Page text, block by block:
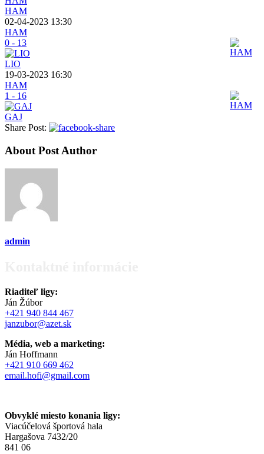
HAM
02-04-2023 13:30
HAM
0 - 13
LIO
19-03-2023 16:30
HAM
1 - 16
GAJ
Share Post:
About Post Author
admin
Riaditeľ ligy:
Ján Žúbor
+421 940 844 467
janzubor@azet.sk
Média, web a marketing:
Ján Hoffmann
+421 910 669 462
email.hofi@gmail.com
Obvyklé miesto konania ligy:
Viacúčelová športová hala
Hargašova 7432/20
841 06